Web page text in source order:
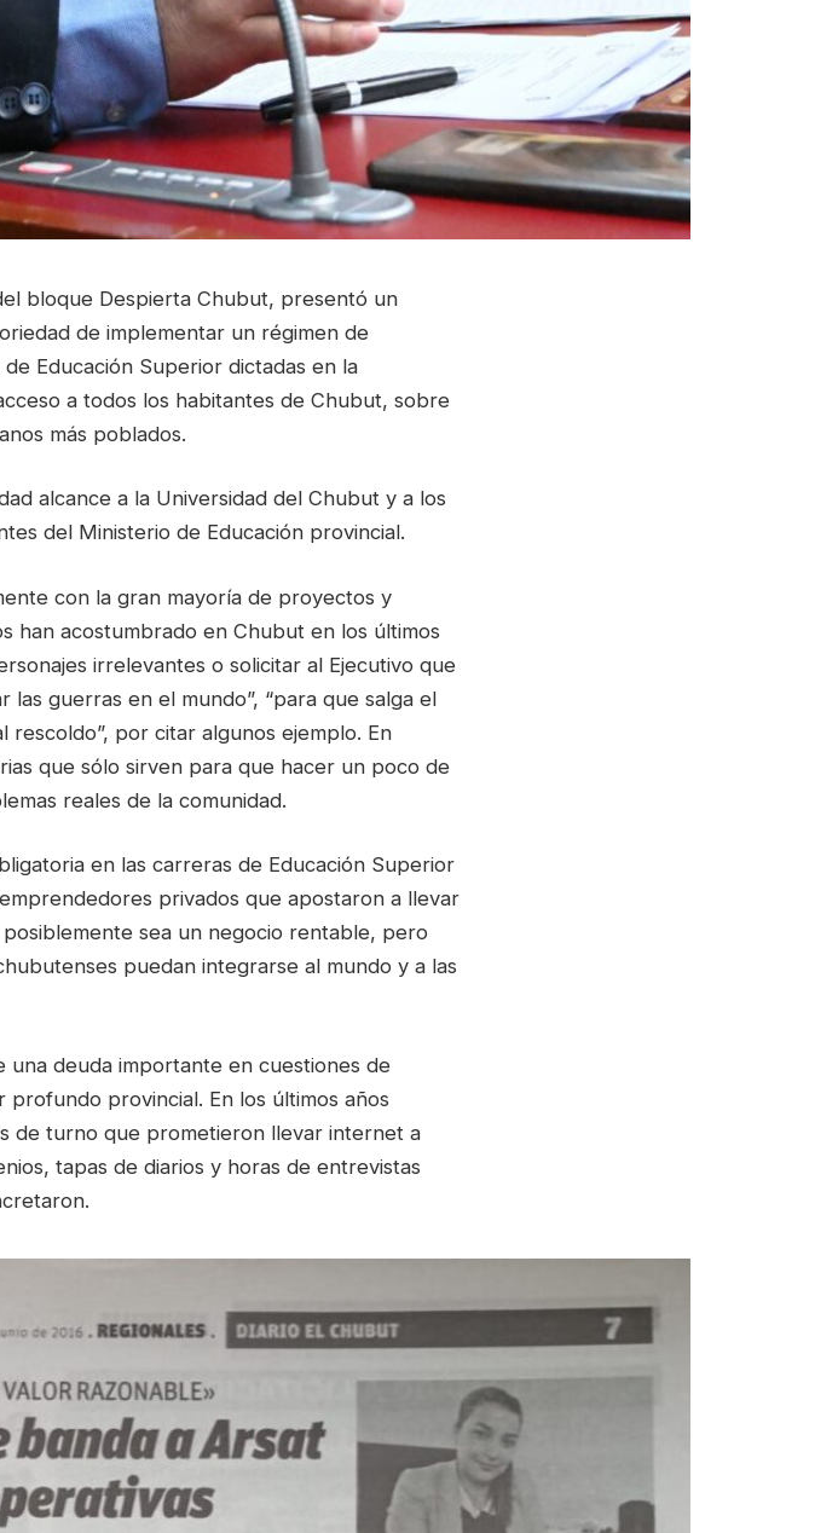
bloque Despierta Chubut, presentó un
de implementar un régimen de
Educación Superior dictadas en la
a todos los habitantes de Chubut, sobre
más poblados.
alcance a la Universidad del Chubut y a los
del Ministerio de Educación provincial.
con la gran mayoría de proyectos y
han acostumbrado en Chubut en los últimos
irrelevantes o solicitar al Ejecutivo que
las guerras en el mundo”, “para que salga el
rescoldo”, por citar algunos ejemplo. En
que sólo sirven para que hacer un poco de
reales de la comunidad.
en las carreras de Educación Superior
privados que apostaron a llevar
sea un negocio rentable, pero
puedan integrarse al mundo y a las
una deuda importante en cuestiones de
provincial. En los últimos años
de turno que prometieron llevar internet a
tapas de diarios y horas de entrevistas